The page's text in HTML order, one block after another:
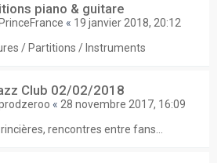
piano & guitare
PrinceFrance « 19 janvier 2018, 20:12
/ Partitions / Instruments
Club 02/02/2018
« 28 novembre 2017, 16:09
rencontres entre fans...